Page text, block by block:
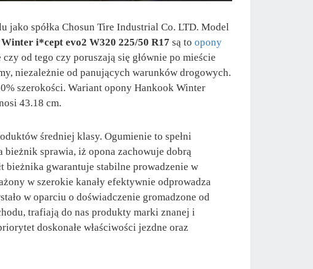
jako spółka Chosun Tire Industrial Co. LTD. Model
i*cept evo2 W320 225/50 R17 są to opony
od tego czy poruszają się głównie po mieście
niezależnie od panujących warunków drogowych.
szerokości. Wariant opony Hankook Winter
43.18 cm.
średniej klasy. Ogumienie to spełni
sprawia, iż opona zachowuje dobrą
bieżnika gwarantuje stabilne prowadzenie w
w szerokie kanały efektywnie odprowadza
w oparciu o doświadczenie gromadzone od
trafiają do nas produkty marki znanej i
doskonałe właściwości jezdne oraz